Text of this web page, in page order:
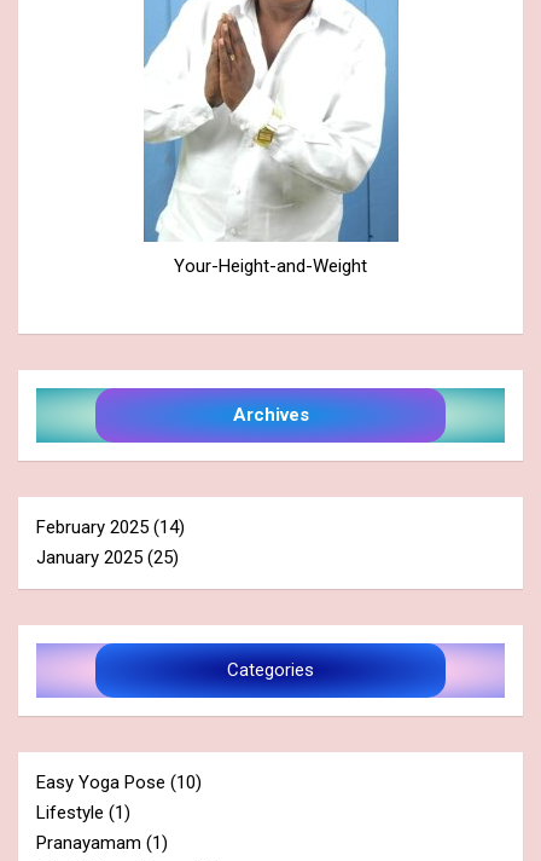
Your-Height-and-Weight
Archives
February 2025 (14)
January 2025 (25)
Categories
Easy Yoga Pose (10)
Lifestyle (1)
Pranayamam (1)